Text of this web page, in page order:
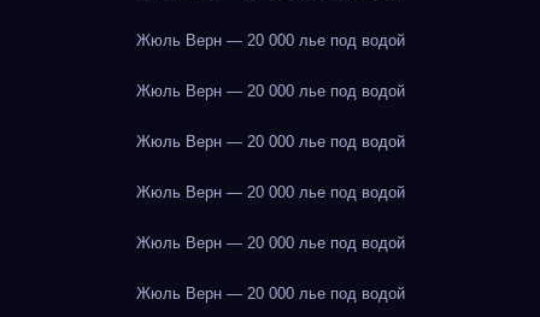
Жюль Верн — 20 000 лье под водой
Жюль Верн — 20 000 лье под водой
Жюль Верн — 20 000 лье под водой
Жюль Верн — 20 000 лье под водой
Жюль Верн — 20 000 лье под водой
Жюль Верн — 20 000 лье под водой